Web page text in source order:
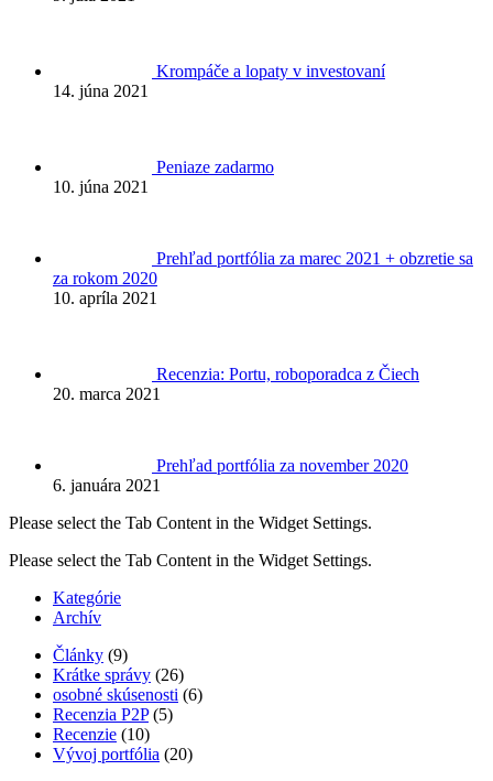
Krompáče a lopaty v investovaní
14. júna 2021
Peniaze zadarmo
10. júna 2021
Prehľad portfólia za marec 2021 + obzretie sa
za rokom 2020
10. apríla 2021
Recenzia: Portu, roboporadca z Čiech
20. marca 2021
Prehľad portfólia za november 2020
6. januára 2021
Please select the Tab Content in the Widget Settings.
Please select the Tab Content in the Widget Settings.
Kategórie
Archív
Články (9)
Krátke správy (26)
osobné skúsenosti (6)
Recenzia P2P(5)
Recenzie (10)
Vývoj portfólia (20)